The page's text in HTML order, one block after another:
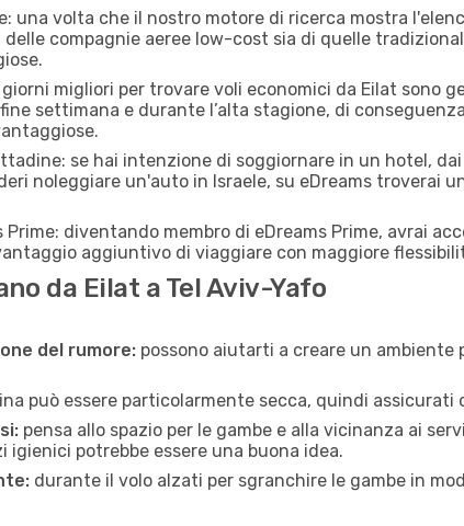
una volta che il nostro motore di ricerca mostra
compagnie aeree low-cost sia di quelle
migliori per trovare voli economici da Eilat sono
settimana e durante l’alta stagione, di
se hai intenzione di soggiornare in un hotel,
noleggiare un'auto in Israele, su eDreams troverai
diventando membro di eDreams Prime, avrai
aggiuntivo di viaggiare con maggiore
da Eilat a Tel Aviv-Yafo
del rumore: possono aiutarti a creare un
può essere particolarmente secca, quindi
pensa allo spazio per le gambe e alla vicinanza ai
potrebbe essere una buona idea.
durante il volo alzati per sgranchire le gambe in